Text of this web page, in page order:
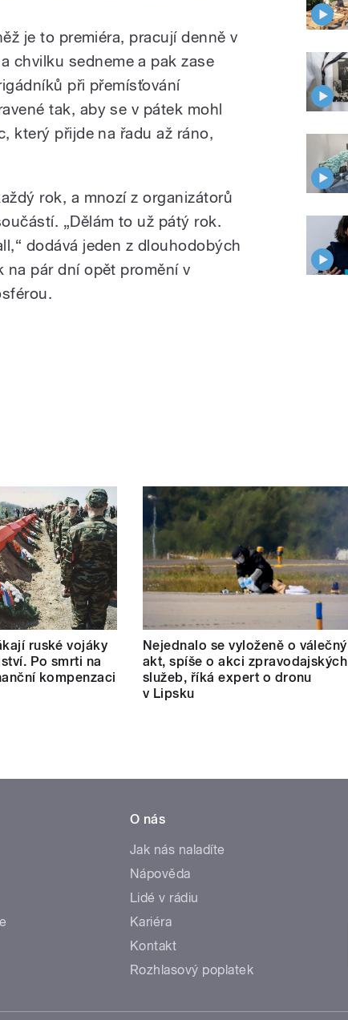
je to premiéra, pracují denně v
chvilku sedneme a pak zase
při přemísťování
tak, aby se v pátek mohl
který přijde na řadu až ráno,
rok, a mnozí z organizátorů
„Dělám to už pátý rok.
dodává jeden z dlouhodobých
na pár dní opět promění v
ruské vojáky
Po smrti na
kompenzaci
Nejednalo se vyloženě o válečný
akt, spíše o akci zpravodajských
služeb, říká expert o dronu
v Lipsku
O nás
Jak nás naladíte
Nápověda
Lidé v rádiu
Kariéra
Kontakt
Rozhlasový poplatek